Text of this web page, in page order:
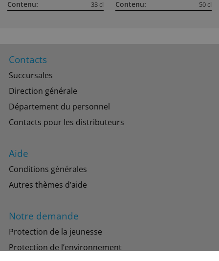
Contenu: 33 cl Contenu: 50 cl
Contacts
Succursales
Direction générale
Département du personnel
Contacts pour les distributeurs
Aide
Conditions générales
Autres thèmes d’aide
Notre demande
Protection de la jeunesse
Protection de l’environnement